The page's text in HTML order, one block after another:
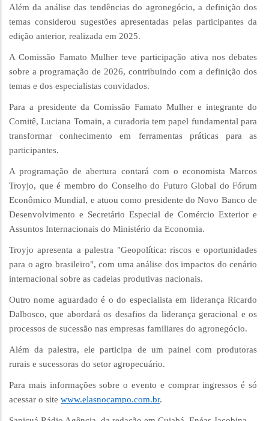
Além da análise das tendências do agronegócio, a definição dos
temas considerou sugestões apresentadas pelas participantes da
edição anterior, realizada em 2025.
A Comissão Famato Mulher teve participação ativa nos debates
sobre a programação de 2026, contribuindo com a definição dos
temas e dos especialistas convidados.
Para a presidente da Comissão Famato Mulher e integrante do
Comitê, Luciana Tomain, a curadoria tem papel fundamental para
transformar conhecimento em ferramentas práticas para as
participantes.
A programação de abertura contará com o economista Marcos
Troyjo, que é membro do Conselho do Futuro Global do Fórum
Econômico Mundial, e atuou como presidente do Novo Banco de
Desenvolvimento e Secretário Especial de Comércio Exterior e
Assuntos Internacionais do Ministério da Economia.
Troyjo apresenta a palestra "Geopolítica: riscos e oportunidades
para o agro brasileiro", com uma análise dos impactos do cenário
internacional sobre as cadeias produtivas nacionais.
Outro nome aguardado é o do especialista em liderança Ricardo
Dalbosco, que abordará os desafios da liderança geracional e os
processos de sucessão nas empresas familiares do agronegócio.
Além da palestra, ele participa de um painel com produtoras
rurais e sucessoras do setor agropecuário.
Para mais informações sobre o evento e comprar ingressos é só
acessar o site www.elasnocampo.com.br.